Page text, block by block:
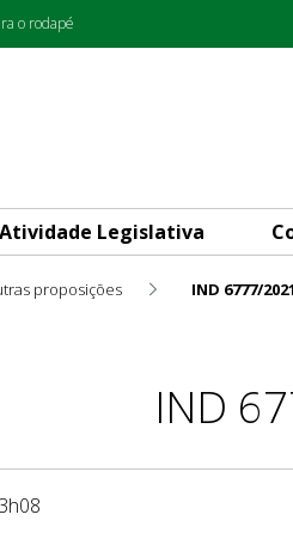
o rodapé
Atividade Legislativa
proposições IND 6777/2021
IND